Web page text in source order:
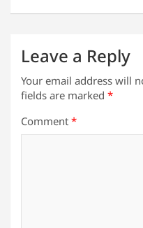
Leave a Reply
Your email address will
fields are marked *
Comment *